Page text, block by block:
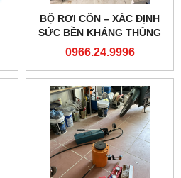
BỘ RƠI CÔN – XÁC ĐỊNH
SỨC BỀN KHÁNG THỦNG
CỦA VẢI ĐỊA KỸ THUẬT
0966.24.9996